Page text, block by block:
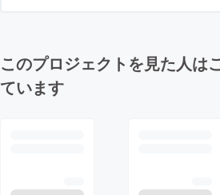
このプロジェクトを見た人は
ています